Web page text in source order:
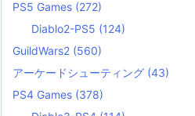
PS5 Games (272)
Diablo2-PS5 (124)
GuildWars2 (560)
アーケードシューティング (43)
PS4 Games (378)